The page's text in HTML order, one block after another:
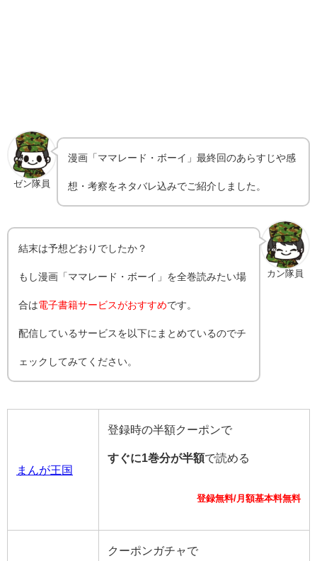
ゼン隊員
漫画「ママレード・ボーイ」最終回のあらすじや感
想・考察をネタバレ込みでご紹介しました。
カン隊員
結末は予想どおりでしたか？
もし漫画「ママレード・ボーイ」を全巻読みたい場
合は電子書籍サービスがおすすめです。
配信しているサービスを以下にまとめているのでチ
ェックしてみてください。
まんが王国
登録時の半額クーポンで
すぐに1巻分が半額で読める
登録無料/月額基本料無料
クーポンガチャで